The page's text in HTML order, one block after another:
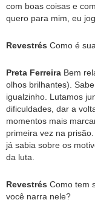
com boas coisas e
quero para mim, eu
Revestrés Como é
Preta Ferreira Bem
olhos brilhantes).
igualzinho. Lutamos
dificuldades, dar a
momentos mais
primeira vez na
já sabia sobre os
da luta.
Revestrés Como tem
você narra nele?